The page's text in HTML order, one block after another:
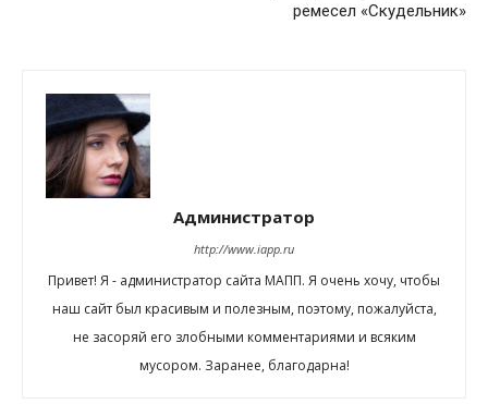
ремесел «Скудельник»
Администратор
http://www.iapp.ru
Привет! Я - администратор сайта МАПП. Я очень хочу, чтобы
наш сайт был красивым и полезным, поэтому, пожалуйста,
не засоряй его злобными комментариями и всяким
мусором. Заранее, благодарна!